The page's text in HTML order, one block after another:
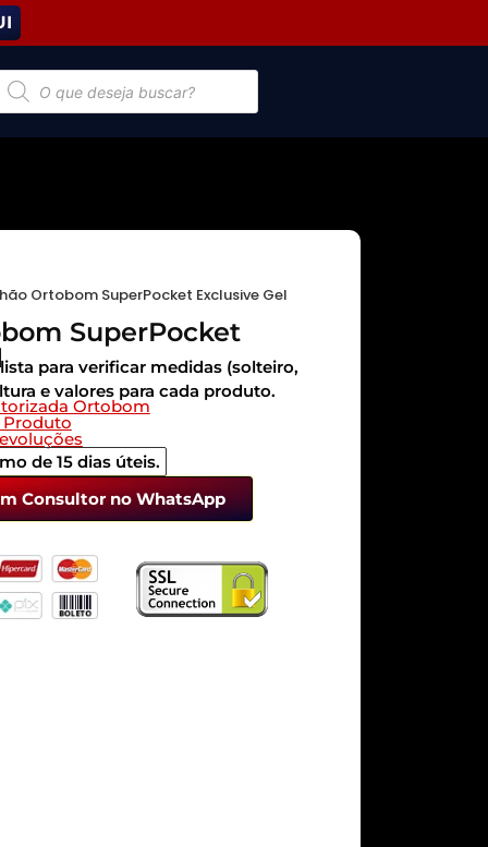
Ortobom SuperPocket Exclusive Gel
SuperPocket
para verificar medidas (solteiro,
e valores para cada produto.
Ortobom
Produto
de 15 dias úteis.
Consultor no WhatsApp